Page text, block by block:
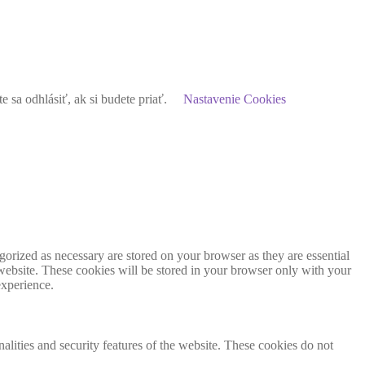
sa odhlásiť, ak si budete priať.
Nastavenie Cookies
as necessary are stored on your browser as they are essential
These cookies will be stored in your browser only with your
and security features of the website. These cookies do not